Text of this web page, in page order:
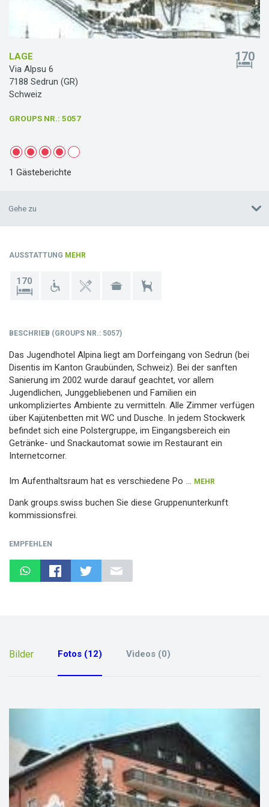
170
LAGE
Via Alpsu 6
7188 Sedrun (GR)
Schweiz
GROUPS NR.: 5057
1 Gästeberichte
Gehe zu
AUSSTATTUNG MEHR
170
BESCHRIEB (GROUPS NR. : 5057)
Das Jugendhotel Alpina liegt am Dorfeingang von Sedrun (bei
Disentis im Kanton Graubünden, Schweiz). Bei der sanften
Sanierung im 2002 wurde darauf geachtet, vor allem
Jugendlichen, Junggebliebenen und Familien ein
unkompliziertes Ambiente zu vermitteln. Alle Zimmer verfügen
über Kajütenbetten mit WC und Dusche. In jedem Stockwerk
befindet sich eine Polstergruppe, im Eingangsbereich ein
Getränke- und Snackautomat sowie im Restaurant ein
Internetcorner.
Im Aufenthaltsraum hat es verschiedene Po MEHR
Dank groups.swiss buchen Sie diese Gruppenunterkunft
kommissionsfrei.
EMPFEHLEN
Bilder Fotos (12) Videos (0)